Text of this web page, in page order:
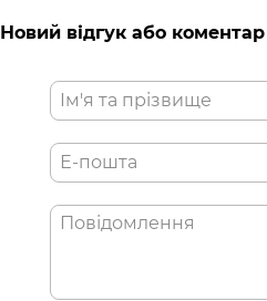
Новий відгук або коментар